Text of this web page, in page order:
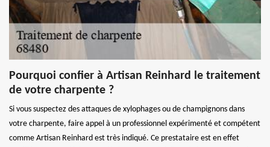
Pourquoi confier à Artisan Reinhard le traitement
de votre charpente ?
Si vous suspectez des attaques de xylophages ou de champignons dans
votre charpente, faire appel à un professionnel expérimenté et compétent
comme Artisan Reinhard est très indiqué. Ce prestataire est en effet